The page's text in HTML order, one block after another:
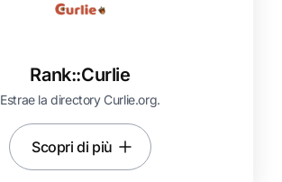
Rank::Curlie
Estrae la directory Curlie.org.
Scopri di più